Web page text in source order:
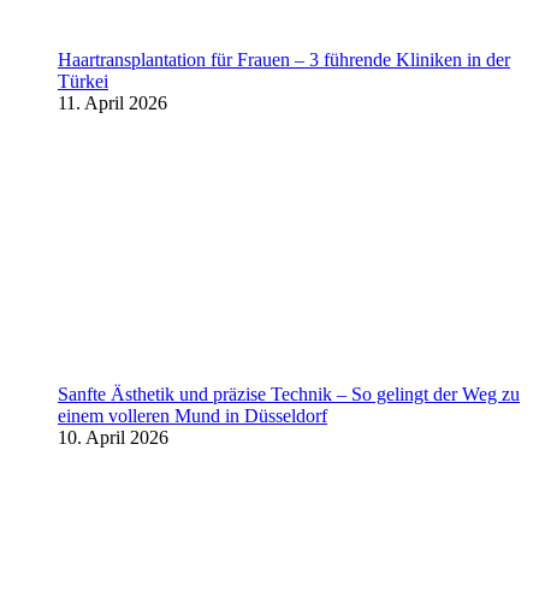
Haartransplantation für Frauen – 3 führende Kliniken in der
Türkei
11. April 2026
Sanfte Ästhetik und präzise Technik – So gelingt der Weg zu
einem volleren Mund in Düsseldorf
10. April 2026